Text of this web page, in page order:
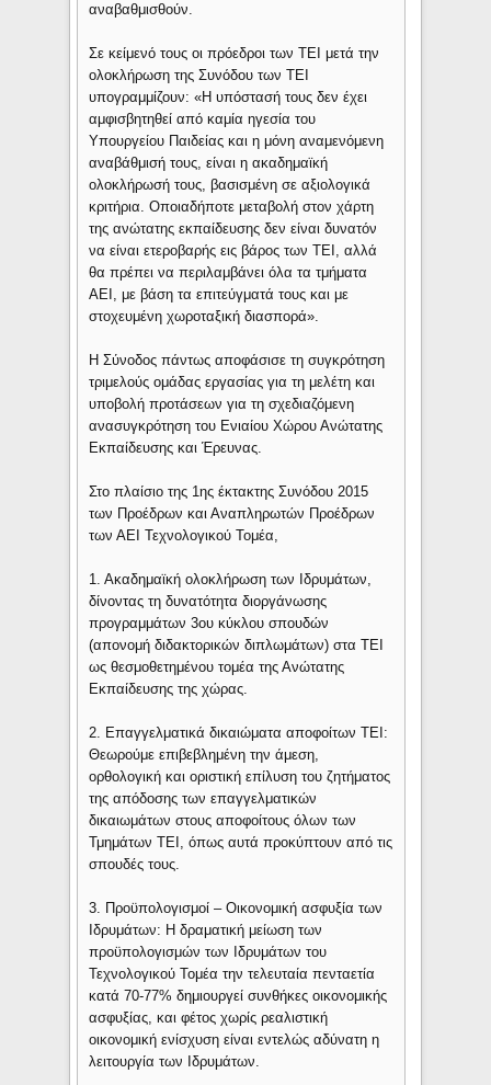
αναβαθμισθούν.
Σε κείμενό τους οι πρόεδροι των ΤΕΙ μετά την
ολοκλήρωση της Συνόδου των ΤΕΙ
υπογραμμίζουν: «Η υπόστασή τους δεν έχει
αμφισβητηθεί από καμία ηγεσία του
Υπουργείου Παιδείας και η μόνη αναμενόμενη
αναβάθμισή τους, είναι η ακαδημαϊκή
ολοκλήρωσή τους, βασισμένη σε αξιολογικά
κριτήρια. Οποιαδήποτε μεταβολή στον χάρτη
της ανώτατης εκπαίδευσης δεν είναι δυνατόν
να είναι ετεροβαρής εις βάρος των ΤΕΙ, αλλά
θα πρέπει να περιλαμβάνει όλα τα τμήματα
ΑΕΙ, με βάση τα επιτεύγματά τους και με
στοχευμένη χωροταξική διασπορά».
Η Σύνοδος πάντως αποφάσισε τη συγκρότηση
τριμελούς ομάδας εργασίας για τη μελέτη και
υποβολή προτάσεων για τη σχεδιαζόμενη
ανασυγκρότηση του Ενιαίου Χώρου Ανώτατης
Εκπαίδευσης και Έρευνας.
Στο πλαίσιο της 1ης έκτακτης Συνόδου 2015
των Προέδρων και Αναπληρωτών Προέδρων
των ΑΕΙ Τεχνολογικού Τομέα,
1. Ακαδημαϊκή ολοκλήρωση των Ιδρυμάτων,
δίνοντας τη δυνατότητα διοργάνωσης
προγραμμάτων 3ου κύκλου σπουδών
(απονομή διδακτορικών διπλωμάτων) στα ΤΕΙ
ως θεσμοθετημένου τομέα της Ανώτατης
Εκπαίδευσης της χώρας.
2. Επαγγελματικά δικαιώματα αποφοίτων ΤΕΙ:
Θεωρούμε επιβεβλημένη την άμεση,
ορθολογική και οριστική επίλυση του ζητήματος
της απόδοσης των επαγγελματικών
δικαιωμάτων στους αποφοίτους όλων των
Τμημάτων ΤΕΙ, όπως αυτά προκύπτουν από τις
σπουδές τους.
3. Προϋπολογισμοί – Οικονομική ασφυξία των
Ιδρυμάτων: Η δραματική μείωση των
προϋπολογισμών των Ιδρυμάτων του
Τεχνολογικού Τομέα την τελευταία πενταετία
κατά 70-77% δημιουργεί συνθήκες οικονομικής
ασφυξίας, και φέτος χωρίς ρεαλιστική
οικονομική ενίσχυση είναι εντελώς αδύνατη η
λειτουργία των Ιδρυμάτων.